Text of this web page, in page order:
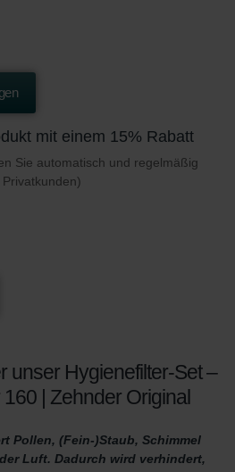
mit einem 15% Rabatt
Sie automatisch und regelmäßig
unser Hygienefilter-Set –
| Zehnder Original
Pollen, (Fein-)Staub, Schimmel
Luft. Dadurch wird verhindert,